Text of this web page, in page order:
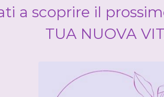
a scoprire il
TUA NUOVA